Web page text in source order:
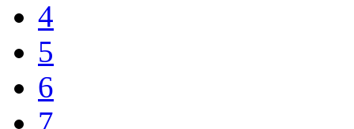
4
5
6